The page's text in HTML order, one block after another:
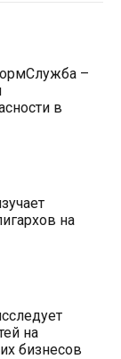
–
в
на
на
бизнесов